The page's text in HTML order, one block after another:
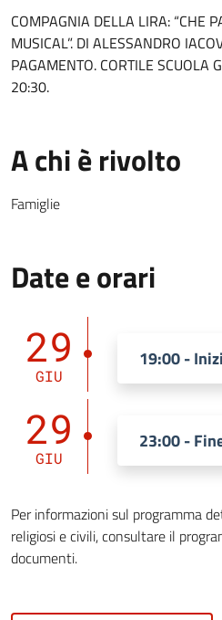
COMPAGNIA DELLA LIRA: “CHE
MUSICAL”. DI ALESSANDRO
PAGAMENTO. CORTILE SCUOLA
20:30.
A chi è rivolto
Famiglie
Date e orari
29
GIU
19:00 -
29
GIU
23:00 -
Per informazioni sul programma
religiosi e civili, consultare il
documenti.